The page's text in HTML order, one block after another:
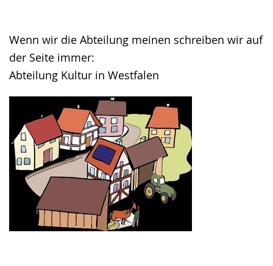
Wenn wir die Abteilung meinen schreiben wir auf
der Seite immer:
Abteilung Kultur in Westfalen